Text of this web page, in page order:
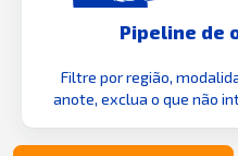
Pipeline de
Filtre por região,
anote, exclua o que não